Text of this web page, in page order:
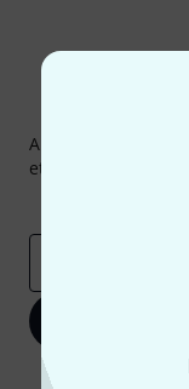
Abonniere den
etwas Glück einen
Inspirierende
Mit Klick auf „Jetzt